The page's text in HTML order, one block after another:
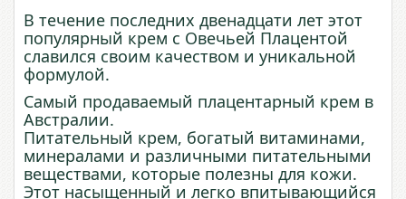
В течение последних двенадцати лет этот
популярный крем c Овечьей Плацентой
славился своим качеством и уникальной
формулой.
Самый продаваемый плацентарный крем в
Австралии.
Питательный крем, богатый витаминами,
минералами и различными питательными
веществами, которые полезны для кожи.
Этот насыщенный и легко впитывающийся